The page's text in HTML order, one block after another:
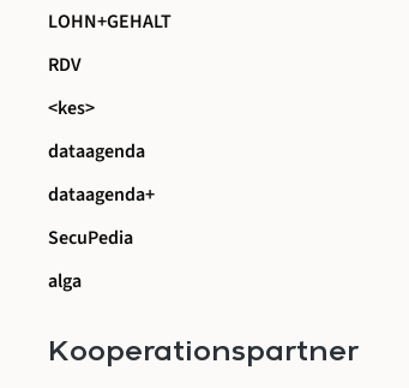
LOHN+GEHALT
RDV
<kes>
dataagenda
dataagenda+
SecuPedia
alga
Kooperationspartner